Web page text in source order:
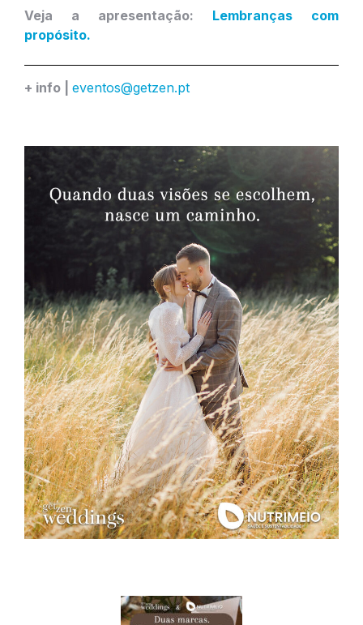
Veja a apresentação: Lembranças com
propósito.
+ info | eventos@getzen.pt